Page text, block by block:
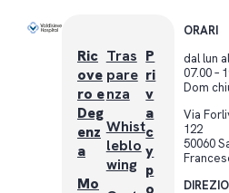
ORARI
dal lun
07.00 –
Dom
Via
122
50060
Ric
ove
ro e
Deg
enz
a
Mo
Tras
pare
nza
Whist
leblo
wing
P
ri
v
a
c
y
p
o